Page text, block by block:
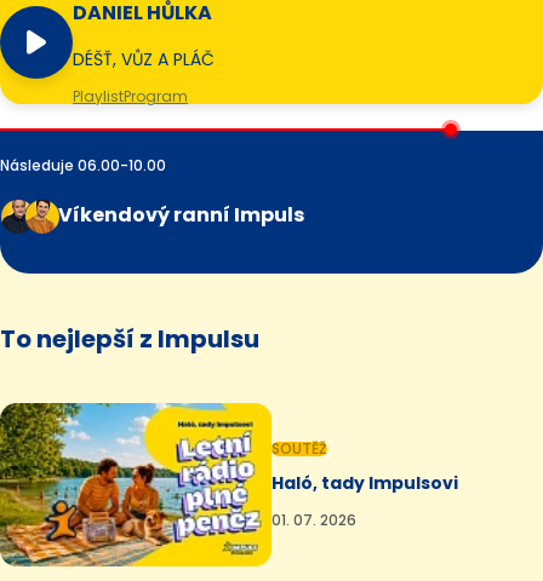
DANIEL HŮLKA
DÉŠŤ, VŮZ A PLÁČ
PlaylistProgram
Následuje 06.00-10.00
Víkendový ranní Impuls
To nejlepší z Impulsu
SOUTĚŽ
Haló, tady Impulsovi
01. 07. 2026